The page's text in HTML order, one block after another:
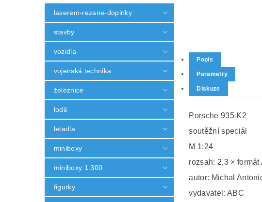
laserem-rezane-doplnky
stavby
vozidla
vojenská technika
železnice
lodě
letadla
miniboxy
miniboxy 1:300
figurky
Popis
Parametry
Diskuze
Porsche 935 K2
soutěžní speciál
M 1:24
rozsah: 2,3 × formát
autor: Michal
vydavatel: ABC